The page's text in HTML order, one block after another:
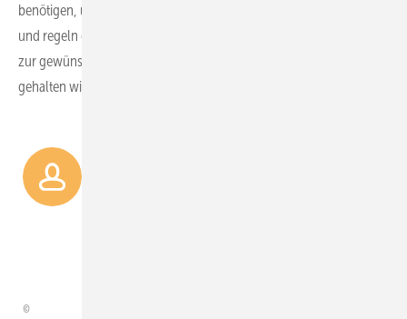
benötigen, um eine Temperaturänderung im Raum zu erreichen,
und regeln dementsprechend den Heizwasserzufluss, damit genau
zur gewünschten Zeit die gewünschte Temperatur herrscht und
gehalten wird.